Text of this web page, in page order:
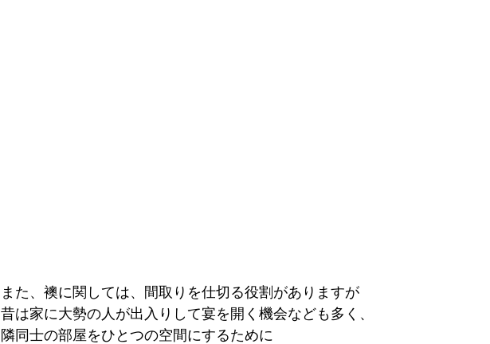
また、襖に関しては、間取りを仕切る役割がありますが
昔は家に大勢の人が出入りして宴を開く機会なども多く、
隣同士の部屋をひとつの空間にするために